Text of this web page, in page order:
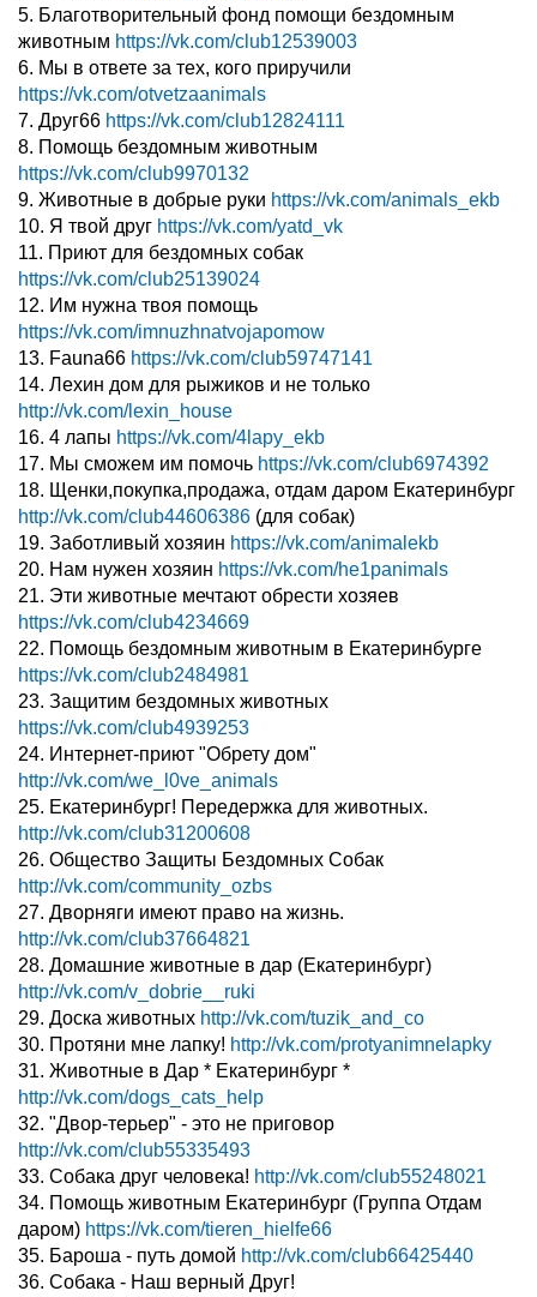
5. Благотворительный фонд помощи бездомным
животным https://vk.com/club12539003
6. Мы в ответе за тех, кого приручили
https://vk.com/otvetzaanimals
7. Друг66 https://vk.com/club12824111
8. Помощь бездомным животным
https://vk.com/club9970132
9. Животные в добрые руки https://vk.com/animals_ekb
10. Я твой друг https://vk.com/yatd_vk
11. Приют для бездомных собак
https://vk.com/club25139024
12. Им нужна твоя помощь
https://vk.com/imnuzhnatvojapomow
13. Fauna66 https://vk.com/club59747141
14. Лехин дом для рыжиков и не только
http://vk.com/lexin_house
16. 4 лапы https://vk.com/4lapy_ekb
17. Мы сможем им помочь https://vk.com/club6974392
18. Щенки,покупка,продажа, отдам даром Екатеринбург
http://vk.com/club44606386 (для собак)
19. Заботливый хозяин https://vk.com/animalekb
20. Нам нужен хозяин https://vk.com/he1panimals
21. Эти животные мечтают обрести хозяев
https://vk.com/club4234669
22. Помощь бездомным животным в Екатеринбурге
https://vk.com/club2484981
23. Защитим бездомных животных
https://vk.com/club4939253
24. Интернет-приют "Обрету дом"
http://vk.com/we_l0ve_animals
25. Екатеринбург! Передержка для животных.
http://vk.com/club31200608
26. Общество Защиты Бездомных Собак
http://vk.com/community_ozbs
27. Дворняги имеют право на жизнь.
http://vk.com/club37664821
28. Домашние животные в дар (Екатеринбург)
http://vk.com/v_dobrie__ruki
29. Доска животных http://vk.com/tuzik_and_co
30. Протяни мне лапку! http://vk.com/protyanimnelapky
31. Животные в Дар * Екатеринбург *
http://vk.com/dogs_cats_help
32. "Двор-терьер" - это не приговор
http://vk.com/club55335493
33. Собака друг человека! http://vk.com/club55248021
34. Помощь животным Екатеринбург (Группа Отдам
даром) https://vk.com/tieren_hielfe66
35. Бароша - путь домой http://vk.com/club66425440
36. Собака - Наш верный Друг!